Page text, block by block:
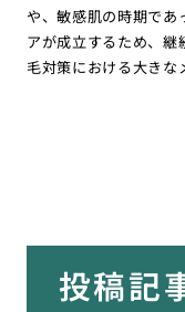
や、敏感肌の時期であ
アが成立するため、継
毛対策における大きな
投稿記